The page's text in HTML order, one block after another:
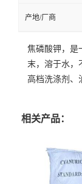
产地/厂商
焦磷酸钾，是
末，溶于水，
高档洗涤剂、
相关产品：